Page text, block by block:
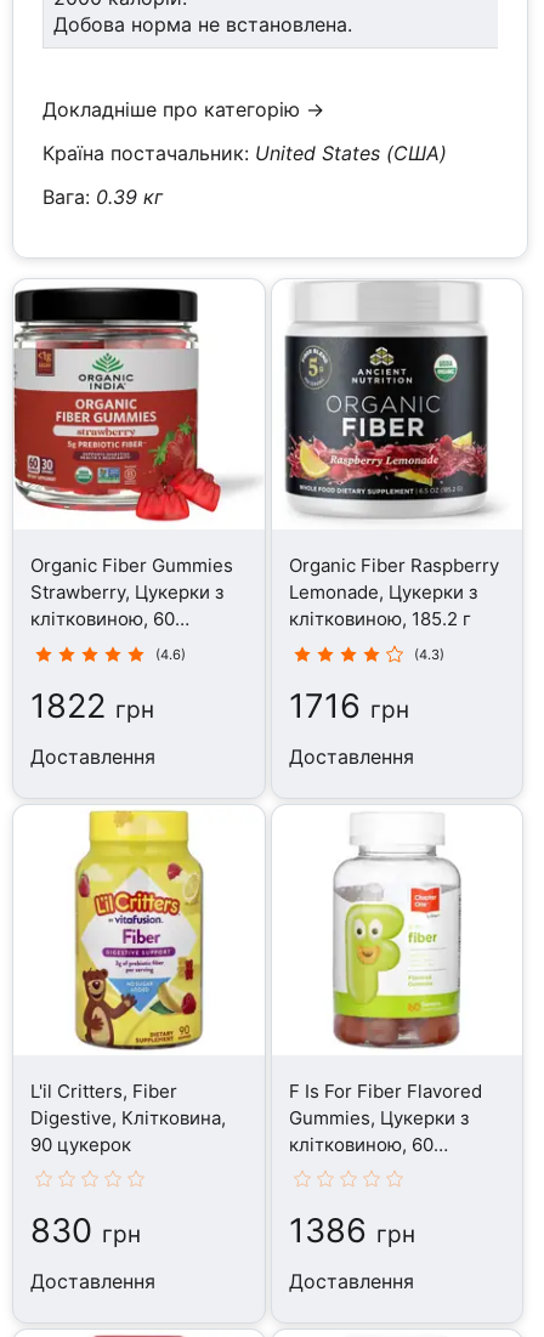
Добова норма не встановлена.
Докладніше про категорію →
Країна постачальник: United States (США)
Вага: 0.39 кг
Organic Fiber Gummies
Strawberry, Цукерки з
клітковиною, 60
таблеток
(4.6)
1822 грн
Доставлення
Organic Fiber Raspberry
Lemonade, Цукерки з
клітковиною, 185.2 г
(4.3)
1716 грн
Доставлення
L'il Critters, Fiber
Digestive, Клітковина,
90 цукерок
830 грн
Доставлення
F Is For Fiber Flavored
Gummies, Цукерки з
клітковиною, 60
таблеток
1386 грн
Доставлення